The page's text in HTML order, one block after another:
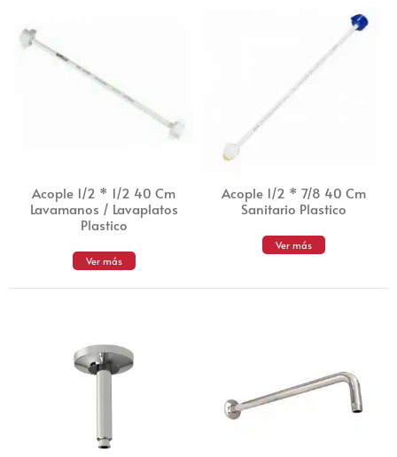
Acople 1/2 * 1/2 40 Cm
Lavamanos / Lavaplatos
Plastico
Ver más
Acople 1/2 * 7/8 40 Cm
Sanitario Plastico
Ver más